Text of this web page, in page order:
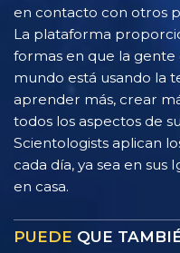
en contacto con otros
La plataforma
formas en que la
mundo está usando la
aprender más, crear
todos los aspectos de
Scientologists aplican
cada día, ya sea en sus
en casa.
PUEDE QUE